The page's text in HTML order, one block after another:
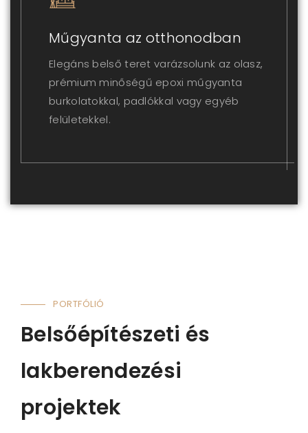
Műgyanta az otthonodban
Elegáns belső teret varázsolunk az olasz,
prémium minőségű epoxi műgyanta
burkolatokkal, padlókkal vagy egyéb
felületekkel.
PORTFÓLIÓ
Belsőépítészeti és
lakberendezési
projektek